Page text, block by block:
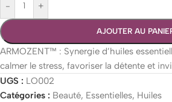
- +
AJOUTER AU
ARMOZENT™ : Synergie d’huiles
calmer le stress, favoriser la détente et
UGS : LO002
Catégories : Beauté, Essentielles, Huiles